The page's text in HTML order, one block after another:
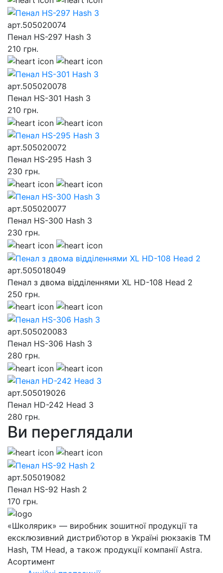
арт.505020074
Пенал HS-297 Hash 3
210 грн.
арт.505020078
Пенал HS-301 Hash 3
210 грн.
арт.505020072
Пенал HS-295 Hash 3
230 грн.
арт.505020077
Пенал HS-300 Hash 3
230 грн.
арт.505018049
Пенал з двома відділеннями XL HD-108 Head 2
250 грн.
арт.505020083
Пенал HS-306 Hash 3
280 грн.
арт.505019026
Пенал HD-242 Head 3
280 грн.
Ви переглядали
арт.505019082
Пенал HS-92 Hash 2
170 грн.
«Школярик» — виробник зошитної продукції та
ексклюзивний дистриб’ютор в Україні рюкзаків ТМ
Hash, ТМ Head, а також продукції компанії Astra.
Асортимент